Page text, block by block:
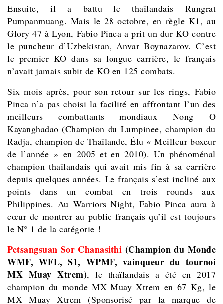
Ensuite, il a battu le thaïlandais Rungrat
Pumpanmuang. Mais le 28 octobre, en règle K1, au
Glory 47 à Lyon, Fabio Pinca a prit un dur KO contre
le puncheur d’Uzbekistan, Anvar Boynazarov. C’est
le premier KO dans sa longue carrière, le français
n’avait jamais subit de KO en 125 combats.
Six mois après, pour son retour sur les rings, Fabio
Pinca n’a pas choisi la facilité en affrontant l’un des
meilleurs combattants mondiaux Nong O
Kayanghadao (Champion du Lumpinee, champion du
Radja, champion de Thaïlande, Élu « Meilleur boxeur
de l’année » en 2005 et en 2010). Un phénoménal
champion thaïlandais qui avait mis fin à sa carrière
depuis quelques années. Le français s’est incliné aux
points dans un combat en trois rounds aux
Philippines. Au Warriors Night, Fabio Pinca aura à
cœur de montrer au public français qu’il est toujours
le N° 1 de la catégorie !
Petsangsuan Sor Chanasithi (Champion du Monde
WMF, WFL, S1, WPMF, vainqueur du tournoi
MX Muay Xtrem), le thaïlandais a été en 2017
champion du monde MX Muay Xtrem en 67 Kg, le
MX Muay Xtrem (Sponsorisé par la marque de